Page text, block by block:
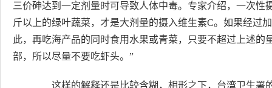
三价砷达到一定剂量时可导致人体中毒。专家介绍，一次性
斤以上的绿叶蔬菜，才是大剂量的摄入维生素C。如果经过
此，再吃海产品的同时食用水果或青菜，只要不超过上述
部，所以尽量不要吃虾头。”
这样的解释还是比较含糊，相形之下，台湾卫生署